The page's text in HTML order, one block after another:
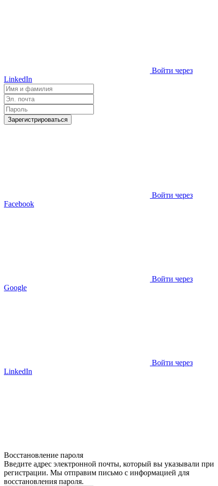
Войти через
LinkedIn
Зарегистрироваться
Войти через
Facebook
Войти через
Google
Войти через
LinkedIn
Восстановление пароля
Введите адрес электронной почты, который вы указывали при
регистрации. Мы отправим письмо с информацией для
восстановления пароля.